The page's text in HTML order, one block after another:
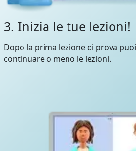
3. Inizia le tue lezioni!
Dopo la prima lezione di prova
continuare o meno le lezioni.